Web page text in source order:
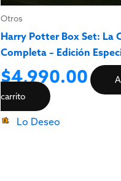
Otros
Harry Potter Box Set: La
Completa – Edición
$4,990.00
carrito
Lo Deseo